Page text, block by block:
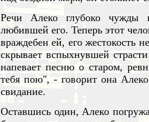
Речи Алеко глубоко чужды
любившей его. Теперь этот
враждебен ей, его жестокость
скрывает вспыхнувшей
напевает песню о старом,
тебя пою", - говорит она
свидание.
Оставшись один, Алеко